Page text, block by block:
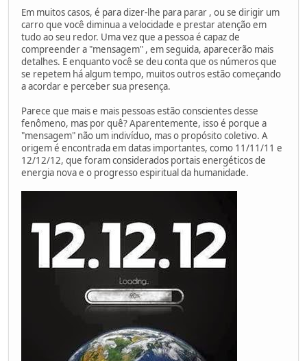
Em muitos casos, é para dizer-lhe para parar , ou se dirigir um
carro que você diminua a velocidade e prestar atenção em
tudo ao seu redor. Uma vez que a pessoa é capaz de
compreender a "mensagem" , em seguida, aparecerão mais
detalhes. E enquanto você se deu conta que os números que
se repetem há algum tempo, muitos outros estão começando
a acordar e perceber sua presença.
Parece que mais e mais pessoas estão conscientes desse
fenômeno, mas por quê? Aparentemente, isso é porque a
"mensagem" não um indivíduo, mas o propósito coletivo. A
origem é encontrada em datas importantes, como 11/11/11 e
12/12/12, que foram considerados portais energéticos de
energia nova e o progresso espiritual da humanidade.